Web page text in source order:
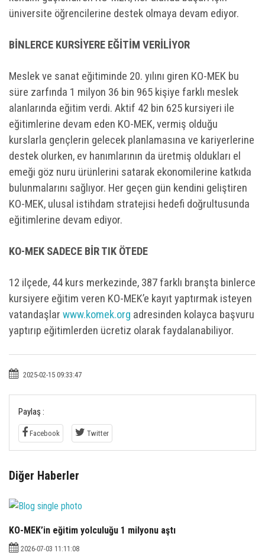
üniversite öğrencilerine destek olmaya devam ediyor.
BİNLERCE KURSİYERE EĞİTİM VERİLİYOR
Meslek ve sanat eğitiminde 20. yılını giren KO-MEK bu
süre zarfında 1 milyon 36 bin 965 kişiye farklı meslek
alanlarında eğitim verdi. Aktif 42 bin 625 kursiyeri ile
eğitimlerine devam eden KO-MEK, vermiş olduğu
kurslarla gençlerin gelecek planlamasına ve kariyerlerine
destek olurken, ev hanımlarının da üretmiş oldukları el
emeği göz nuru ürünlerini satarak ekonomilerine katkıda
bulunmalarını sağlıyor. Her geçen gün kendini geliştiren
KO-MEK, ulusal istihdam stratejisi hedefi doğrultusunda
eğitimlerine devam ediyor.
KO-MEK SADECE BİR TIK ÖTEDE
12 ilçede, 44 kurs merkezinde, 387 farklı branşta binlerce
kursiyere eğitim veren KO-MEK’e kayıt yaptırmak isteyen
vatandaşlar www.komek.org adresinden kolayca başvuru
yaptırıp eğitimlerden ücretiz olarak faydalanabiliyor.
2025-02-15 09:33:47
Paylaş :
Facebook Twitter
Diğer Haberler
KO-MEK’in eğitim yolculuğu 1 milyonu aştı
2026-07-03 11:11:08